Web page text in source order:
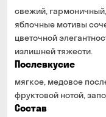
свежий,
яблочные мотивы
цветочной
излишней тяжести.
Послевкусие
мягкое, медовое
фруктовой нотой,
Состав